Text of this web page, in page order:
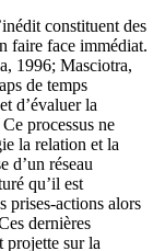
constituent des
faire face immédiat.
1996; Masciotra,
de temps
d’évaluer la
processus ne
la relation et la
d’un réseau
qu’il est
prises-actions alors
dernières
projette sur la